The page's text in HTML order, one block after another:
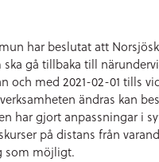
har beslutat att
gå tillbaka till
och med 2021-02-01 tills
ändras kan
har gjort anpassningar i
på distans från
som möjligt.